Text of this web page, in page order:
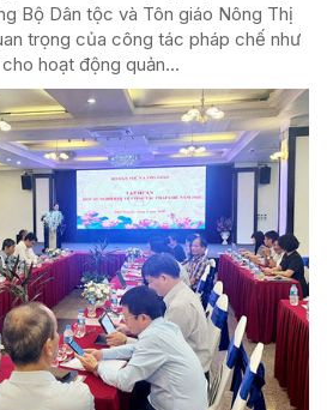
Bộ Dân tộc và Tôn giáo Nông Thị
trọng của công tác pháp chế như
hoạt động quản...